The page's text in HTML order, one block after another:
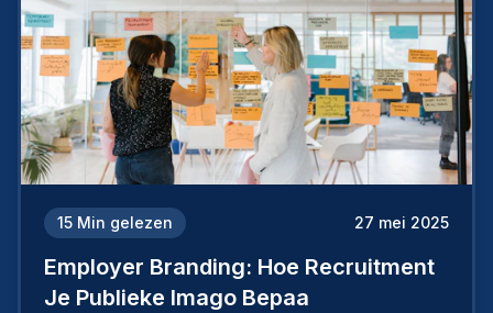
15 Min gelezen 27 mei 2025
Employer Branding: Hoe Recruitment
Je Publieke Imago Bepaa